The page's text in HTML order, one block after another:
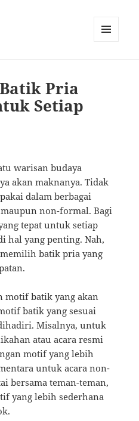
Pria
Setiap
warisan budaya
akan maknanya. Tidak
dalam berbagai
non-formal. Bagi
tepat untuk setiap
hal yang penting. Nah,
batik pria yang
motif batik yang akan
batik yang sesuai
Misalnya, untuk
atau acara resmi
motif yang lebih
untuk acara non-
bersama teman-teman,
yang lebih sederhana